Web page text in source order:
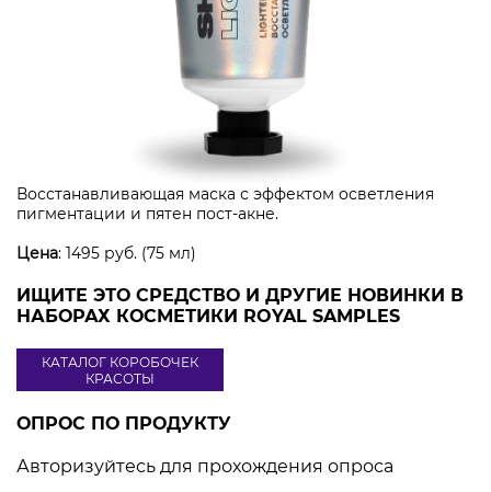
Восстанавливающая маска с эффектом осветления
пигментации и пятен пост-акне.
Цена: 1495 руб. (75 мл)
ИЩИТЕ ЭТО СРЕДСТВО И ДРУГИЕ НОВИНКИ В
НАБОРАХ КОСМЕТИКИ ROYAL SAMPLES
КАТАЛОГ КОРОБОЧЕК
КРАСОТЫ
ОПРОС ПО ПРОДУКТУ
Авторизуйтесь для прохождения опроса